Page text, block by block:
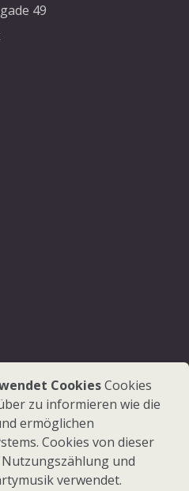
49
CookiesCookies
zu informieren wie die
ermöglichen
Cookies von dieser
und
verwendet.